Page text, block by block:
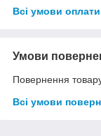
Всі умови оплати
Умови
Повернення
Всі умови